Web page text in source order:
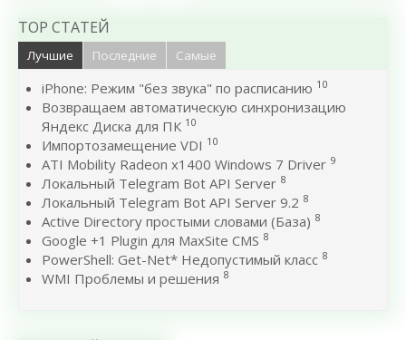
TOP СТАТЕЙ
Лучшие Последние Самые
iPhone: Режим "без звука" по расписанию 10
Возвращаем автоматическую синхронизацию
Яндекс Диска для ПК 10
Импортозамещение VDI 10
ATI Mobility Radeon x1400 Windows 7 Driver 9
Локальный Telegram Bot API Server 8
Локальный Telegram Bot API Server 9.2 8
Active Directory простыми словами (База) 8
Google +1 Plugin для MaxSite CMS 8
PowerShell: Get-Net* Недопустимый класс 8
WMI Проблемы и решения 8